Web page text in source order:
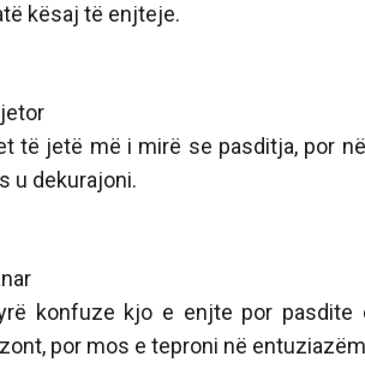
kësaj të enjteje.
të jetë më i mirë se pasditja, por
u dekurajoni.
konfuze kjo e enjte por pasdite
por mos e teproni në